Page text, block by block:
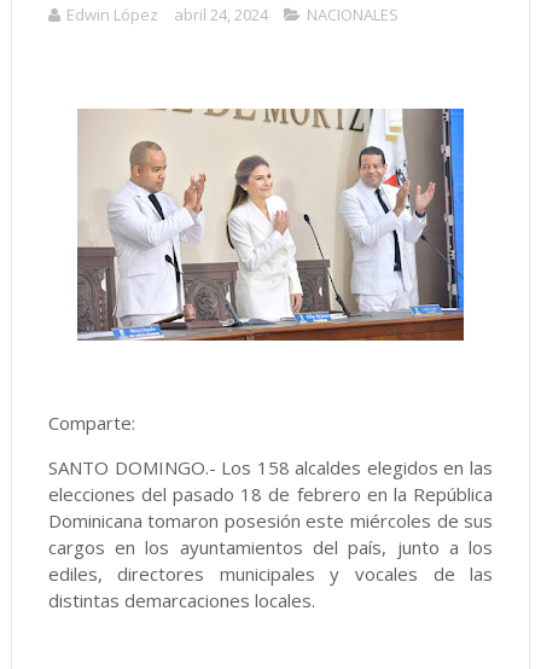
Edwin López abril 24, 2024 NACIONALES
Comparte:
SANTO DOMINGO.- Los 158 alcaldes elegidos en las
elecciones del pasado 18 de febrero en la República
Dominicana tomaron posesión este miércoles de sus
cargos en los ayuntamientos del país, junto a los
ediles, directores municipales y vocales de las
distintas demarcaciones locales.